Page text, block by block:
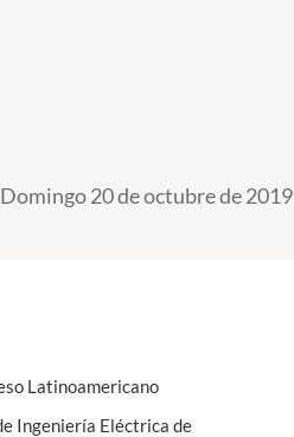
Domingo 20 de octubre de 2019
Latinoamericano
Ingeniería Eléctrica de